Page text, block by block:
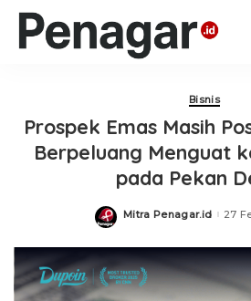
Bisnis
Prospek Emas Masih
Berpeluang Menguat
pada Pekan
Posted
Mitra Penagar.id 27